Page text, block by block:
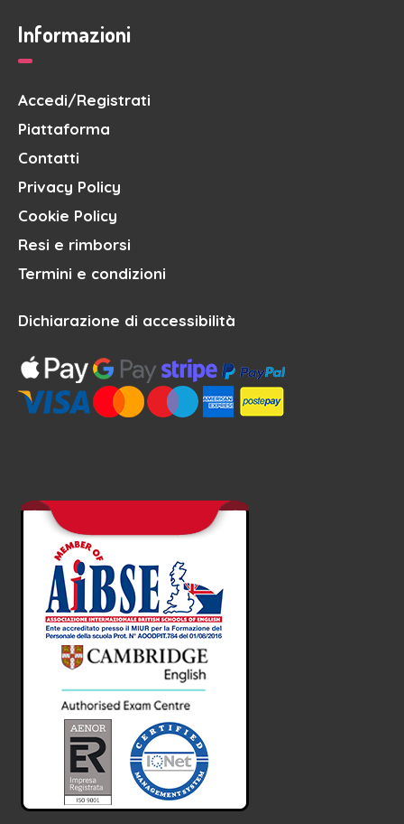
Informazioni
Accedi/Registrati
Piattaforma
Contatti
Privacy Policy
Cookie Policy
Resi e rimborsi
Termini e condizioni
Dichiarazione di accessibilità